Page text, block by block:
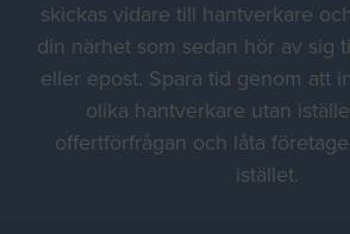
skickas vidare till hantverkare
din närhet som sedan hör av sig
eller epost. Spara tid genom att
olika hantverkare utan
offertförfrågan och låta
istället.